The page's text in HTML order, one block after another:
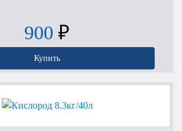
900 ₽
Купить